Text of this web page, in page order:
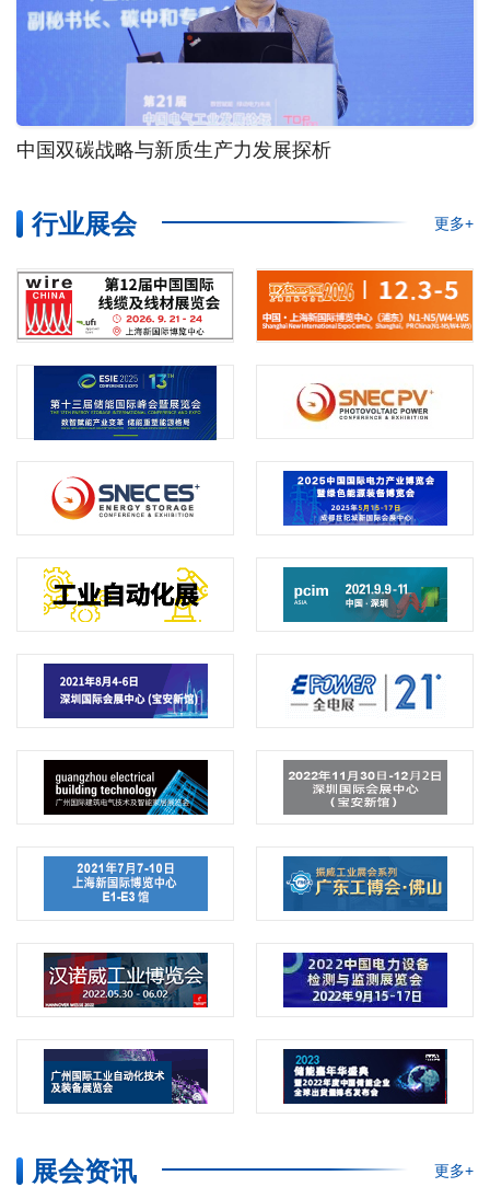
中国双碳战略与新质生产力发展探析
行业展会 更多+
展会资讯 更多+